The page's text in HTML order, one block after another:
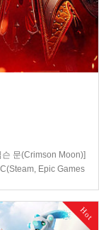
문(Crimson Moon)]
Epic Games
Hot